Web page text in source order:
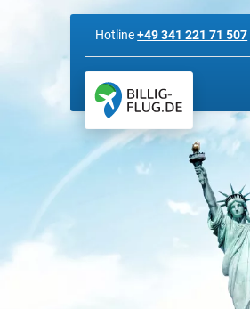
Hotline+49 341 221 71 507